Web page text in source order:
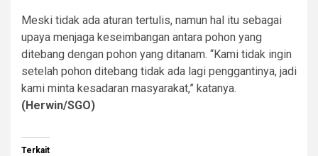
Meski tidak ada aturan tertulis, namun hal itu sebagai
upaya menjaga keseimbangan antara pohon yang
ditebang dengan pohon yang ditanam. “Kami tidak ingin
setelah pohon ditebang tidak ada lagi penggantinya, jadi
kami minta kesadaran masyarakat,” katanya.
(Herwin/SGO)
Terkait